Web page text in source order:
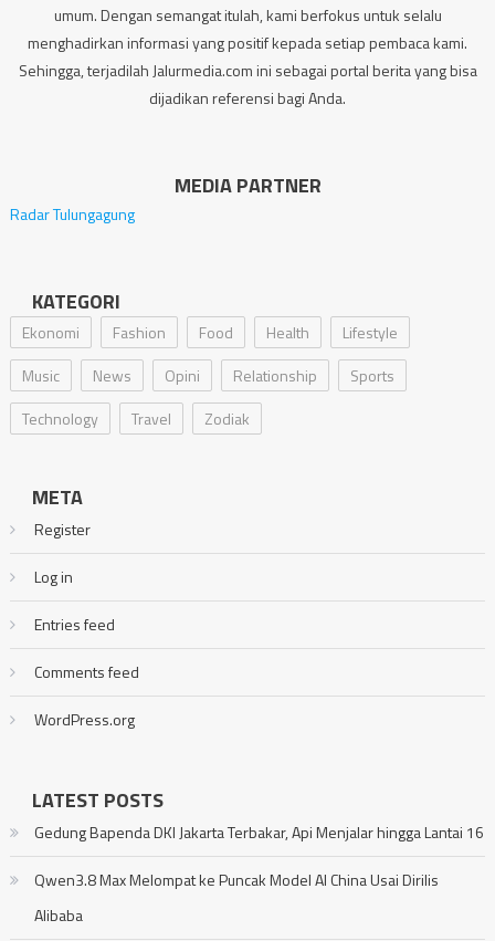
umum. Dengan semangat itulah, kami berfokus untuk selalu
menghadirkan informasi yang positif kepada setiap pembaca kami.
Sehingga, terjadilah Jalurmedia.com ini sebagai portal berita yang bisa
dijadikan referensi bagi Anda.
MEDIA PARTNER
Radar Tulungagung
KATEGORI
Ekonomi Fashion Food Health
Lifestyle
Music
News Opini Relationship
Sports
Technology
Travel Zodiak
META
Register
Log in
Entries feed
Comments feed
WordPress.org
LATEST POSTS
Gedung Bapenda DKI Jakarta Terbakar, Api Menjalar hingga Lantai 16
Qwen3.8 Max Melompat ke Puncak Model AI China Usai Dirilis
Alibaba